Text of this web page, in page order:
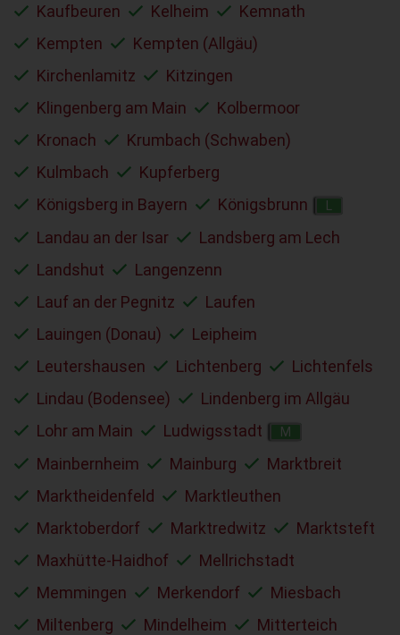
Kaufbeuren
Kelheim
Kemnath
Kempten
Kempten (Allgäu)
Kirchenlamitz
Kitzingen
Klingenberg am Main
Kolbermoor
Kronach
Krumbach (Schwaben)
Kulmbach
Kupferberg
Königsberg in Bayern
Königsbrunn
Landau an der Isar
Landsberg am Lech
Landshut
Langenzenn
Lauf an der Pegnitz
Laufen
Lauingen (Donau)
Leipheim
Leutershausen
Lichtenberg
Lichtenfels
Lindau (Bodensee)
Lindenberg im Allgäu
Lohr am Main
Ludwigsstadt M
Mainbernheim Mainburg
Marktbreit
Marktheidenfeld
Marktleuthen
Marktoberdorf
Marktredwitz
Marktsteft
Maxhütte-Haidhof
Mellrichstadt
Memmingen
Merkendorf
Miesbach
Miltenberg
Mindelheim
Mitterteich